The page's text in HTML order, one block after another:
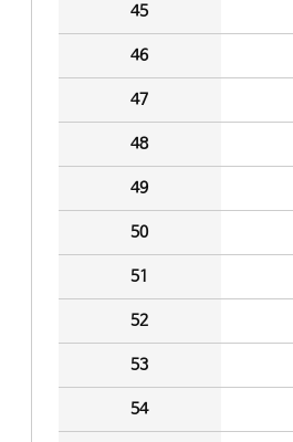
45
46
47
48
49
50
51
52
53
54